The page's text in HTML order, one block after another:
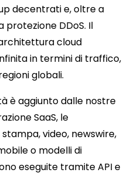
decentrati e, oltre a
protezione DDoS. Il
cloud
in termini di traffico,
globali.
è aggiunto dalle nostre
SaaS, le
video, newswire,
o modelli di
eseguite tramite API e